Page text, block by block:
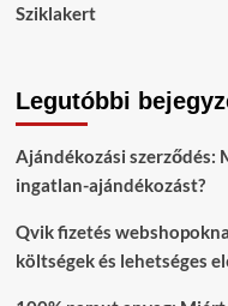
Sziklakert
Legutóbbi
Ajándékozási szerződés:
ingatlan-ajándékozást?
Qvik fizetés
költségek és lehetséges